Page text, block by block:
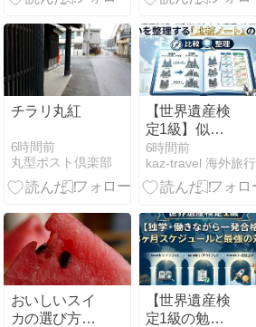
える文学ロー
創業の昔なが
らの店！アク
セス・営業時
間・定休日な
ど(^^)
チラリ丸紅
6時間前
丸型ポスト倶楽部
【世界遺産検
定1級】似た
ような遺産で
失点しない！
違いを整理す
ト」の作り方
6時間前
kaz-travel 海外旅行
おいしいスイ
カの選び方完
【世界遺産検
定1級の勉強